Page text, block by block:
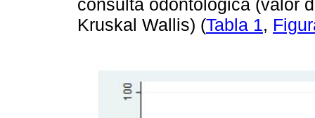
consulta odontológica (valor
Kruskal Wallis) (Tabla 1,